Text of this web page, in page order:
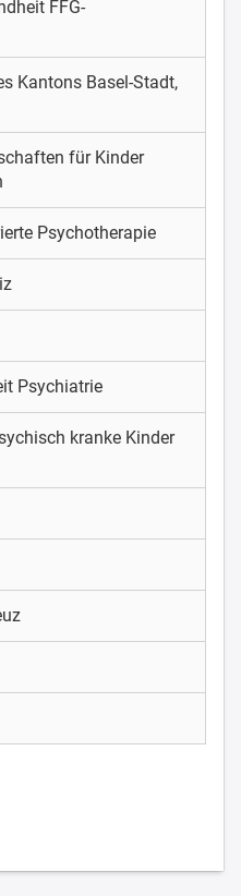
FFG-
Kantons Basel-Stadt,
für Kinder
Psychotherapie
Psychiatrie
kranke Kinder